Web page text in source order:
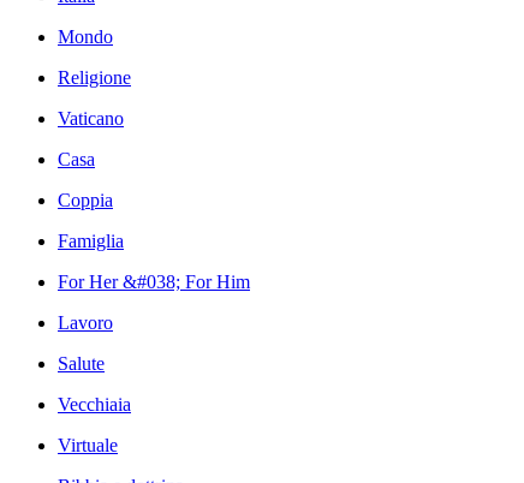
Mondo
Religione
Vaticano
Casa
Coppia
Famiglia
For Her &#038; For Him
Lavoro
Salute
Vecchiaia
Virtuale